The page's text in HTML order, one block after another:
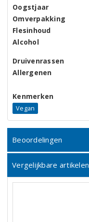
Oogstjaar
Omverpakking
Flesinhoud
Alcohol
Druivenrassen
Allergenen
Kenmerken
Vegan
Beoordelingen
Vergelijkbare artikelen